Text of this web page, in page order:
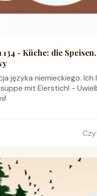
- Küche: die
języka niemieckiego. Ich
mit Eierstich! -